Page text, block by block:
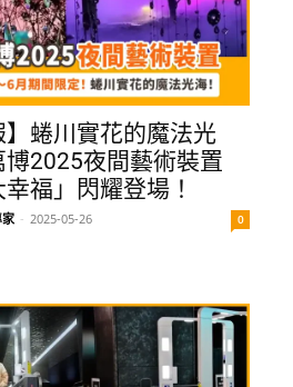
】蜷川實花的魔法光
博2025夜間藝術裝置
幸福」閃耀登場！
- 2025-05-26 0